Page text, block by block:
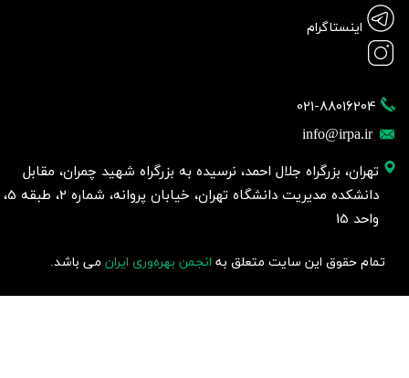
021-88016204
info@irpa.ir
تهران، بزرگراه جلال احمد، نرسیده به بزرگراه شهید چمران، مقابل
دانشکده مدیریت دانشگاه تهران، خیابان پروانه، شماره 2، طبقه 5،
واحد 15
اینستاگرام
تمام حقوق این سایت متعلق به انجمن بهره‌وری ایران می باشد.